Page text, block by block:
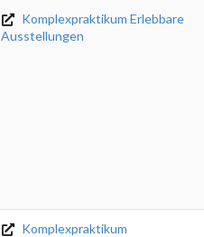
Komplexpraktikum Erlebbare
Ausstellungen
Komplexpraktikum